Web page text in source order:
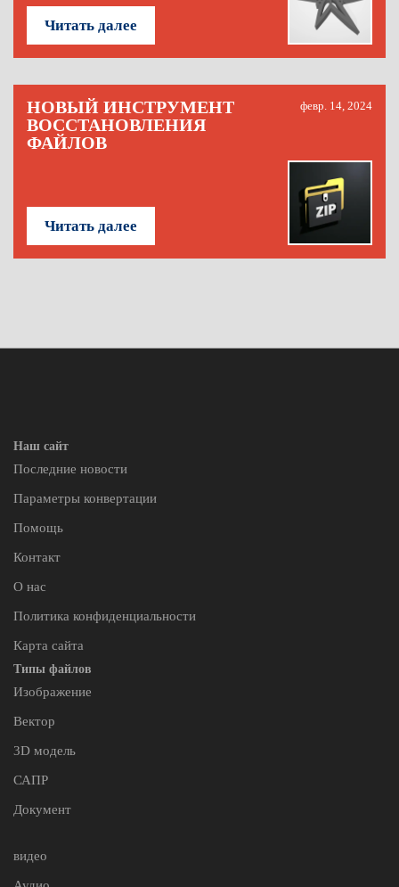
Читать далее
НОВЫЙ ИНСТРУМЕНТ
ВОССТАНОВЛЕНИЯ
ФАЙЛОВ
февр. 14, 2024
Читать далее
Наш сайт
Последние новости
Параметры конвертации
Помощь
Контакт
О нас
Политика конфиденциальности
Карта сайта
Типы файлов
Изображение
Вектор
3D модель
САПР
Документ
видео